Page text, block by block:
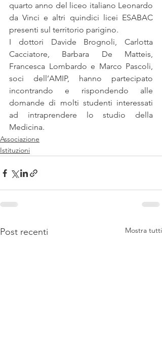
quarto anno del liceo italiano Leonardo
da Vinci e altri quindici licei ESABAC
presenti sul territorio parigino.
I dottori Davide Brognoli, Carlotta
Cacciatore, Barbara De Matteis,
Francesca Lombardo e Marco Pascoli,
soci dell’AMIP, hanno partecipato
incontrando e rispondendo alle
domande di molti studenti interessati
ad intraprendere lo studio della
Medicina.
Associazione
Istituzioni
Post recenti Mostra tutti